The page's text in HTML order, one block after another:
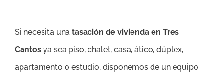
Si necesita una tasación de vivienda en Tres
Cantos ya sea piso, chalet, casa, ático, dúplex,
apartamento o estudio, disponemos de un equipo